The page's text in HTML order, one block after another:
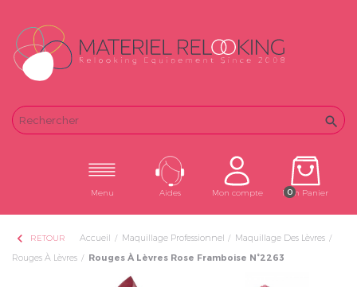

0
Mon Panier
Menu Mon compte
Email
Password
Aides
chevron_left RETOUR Accueil Maquillage Professionnel
Maquillage Des Lèvres
Rouges À Lèvres
Rouges À Lèvres Rose Framboise N°2263